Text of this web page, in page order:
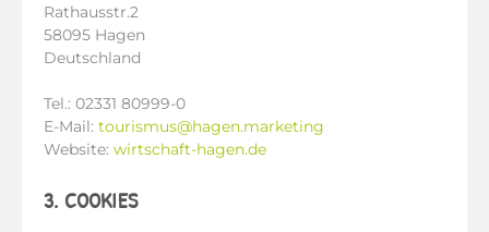
Rathausstr.2
58095 Hagen
Deutschland
Tel.: 02331 80999-0
E-Mail: tourismus@hagen.marketing
Website: wirtschaft-hagen.de
3. COOKIES